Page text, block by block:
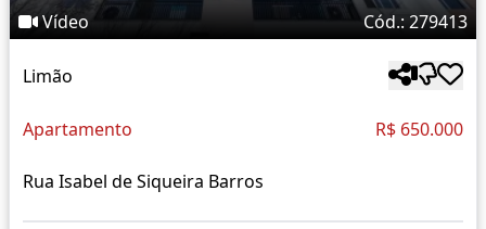
Vídeo Cód.: 279413
Limão
Apartamento R$ 650.000
Rua Isabel de Siqueira Barros